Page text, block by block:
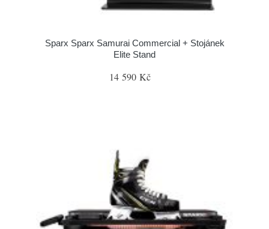
Sparx Sparx Samurai Commercial + Stojánek
Elite Stand
14 590 Kč